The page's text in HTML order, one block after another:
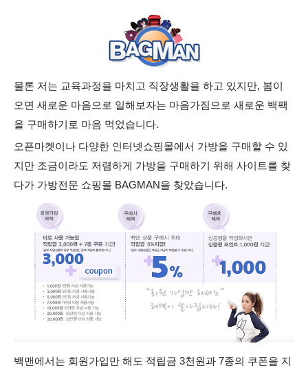
물론 저는 교육과정을 마치고 직장생활을 하고 있지만, 봄이
오면 새로운 마음으로 일해보자는 마음가짐으로 새로운 백팩
을 구매하기로 마음 먹었습니다.
오픈마켓이나 다양한 인터넷쇼핑몰에서 가방을 구매할 수 있
지만 조금이라도 저렴하게 가방을 구매하기 위해 사이트를 찾
다가 가방전문 쇼핑몰 BAGMAN을 찾았습니다.
백맨에서는 회원가입만 해도 적립금 3천원과 7종의 쿠폰을 지